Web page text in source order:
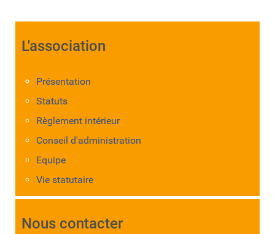
L'association
Présentation
Statuts
Règlement intérieur
Conseil d'administration
Equipe
Vie statutaire
Nous contacter